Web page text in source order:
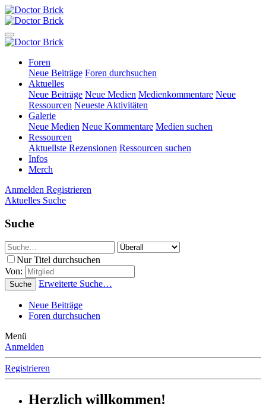
Foren
Neue Beiträge Foren durchsuchen
Aktuelles
Neue Beiträge Neue Medien Medienkommentare Neue
Ressourcen Neueste Aktivitäten
Galerie
Neue Medien Neue Kommentare Medien suchen
Ressourcen
Aktuellste Rezensionen Ressourcen suchen
Infos
Merch
Anmelden Registrieren
Aktuelles Suche
Suche
Nur Titel durchsuchen
Von:
Suche Erweiterte Suche…
Neue Beiträge
Foren durchsuchen
Menü
Anmelden
Registrieren
Herzlich willkommen!